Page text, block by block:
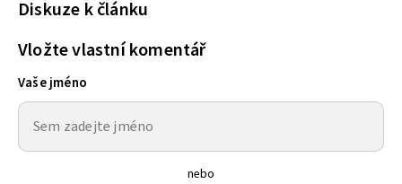
Diskuze k článku
Vložte vlastní komentář
Vaše jméno
nebo